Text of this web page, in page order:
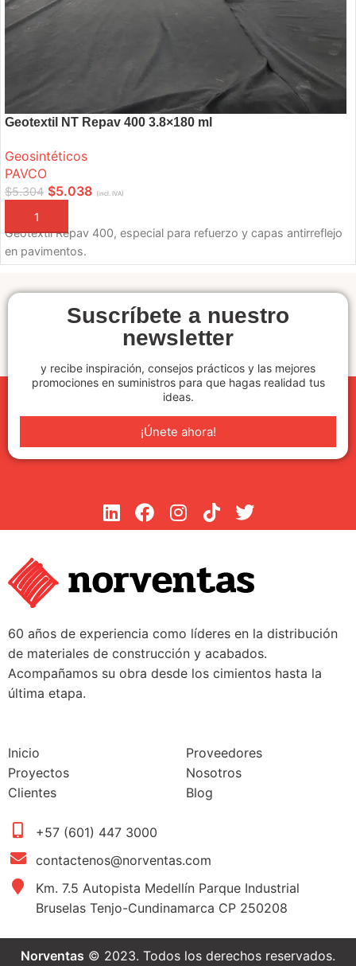
Geotextil NT Repav 400 3.8×180 ml
Geosintéticos
PAVCO
$5.304 $5.038 (incl. IVA)
AÑADIR A LA CESTA
Geotextil Repav 400, especial para refuerzo y capas antirreflejo
en pavimentos.
Suscríbete a nuestro
newsletter
y recibe inspiración, consejos prácticos y las mejores
promociones en suministros para que hagas realidad tus
ideas.
¡Únete ahora!
60 años de experiencia como líderes en la distribución
de materiales de construcción y acabados.
Acompañamos su obra desde los cimientos hasta la
última etapa.
Inicio
Proyectos
Clientes
Proveedores
Nosotros
Blog
+57 (601) 447 3000
contactenos@norventas.com
Km. 7.5 Autopista Medellín Parque Industrial
Bruselas Tenjo-Cundinamarca CP 250208
Norventas © 2023. Todos los derechos reservados.